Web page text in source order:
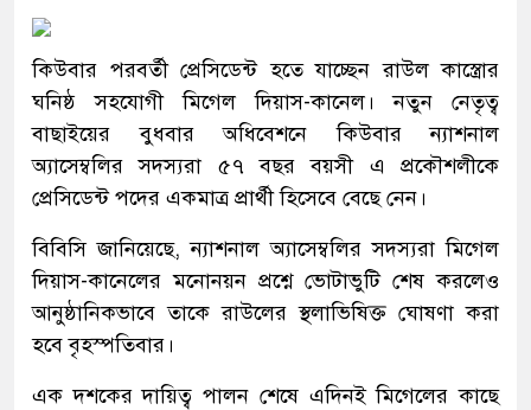
কিউবার পরবর্তী প্রেসিডেন্ট হতে যাচ্ছেন রাউল কাস্ত্রোর
ঘনিষ্ঠ সহযোগী মিগেল দিয়াস-কানেল। নতুন নেতৃত্ব
বাছাইয়ের বুধবার অধিবেশনে কিউবার ন্যাশনাল
অ্যাসেম্বলির সদস্যরা ৫৭ বছর বয়সী এ প্রকৌশলীকে
প্রেসিডেন্ট পদের একমাত্র প্রার্থী হিসেবে বেছে নেন।
বিবিসি জানিয়েছে, ন্যাশনাল অ্যাসেম্বলির সদস্যরা মিগেল
দিয়াস-কানেলের মনোনয়ন প্রশ্নে ভোটাভুটি শেষ করলেও
আনুষ্ঠানিকভাবে তাকে রাউলের স্থলাভিষিক্ত ঘোষণা করা
হবে বৃহস্পতিবার।
এক দশকের দায়িত্ব পালন শেষে এদিনই মিগেলের কাছে